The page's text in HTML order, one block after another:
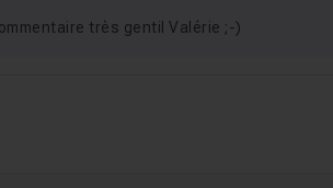
très gentil Valérie ;-)